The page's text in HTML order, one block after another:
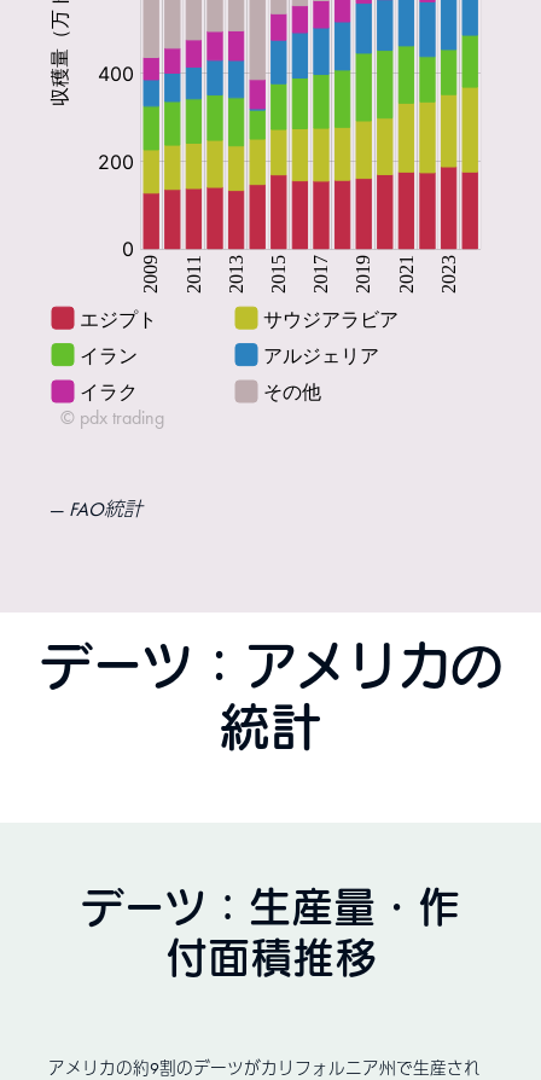
FAO統計
デーツ：アメリカの
統計
デーツ：生産量・作
付面積推移
アメリカの約9割のデーツがカリフォルニア州で生産され